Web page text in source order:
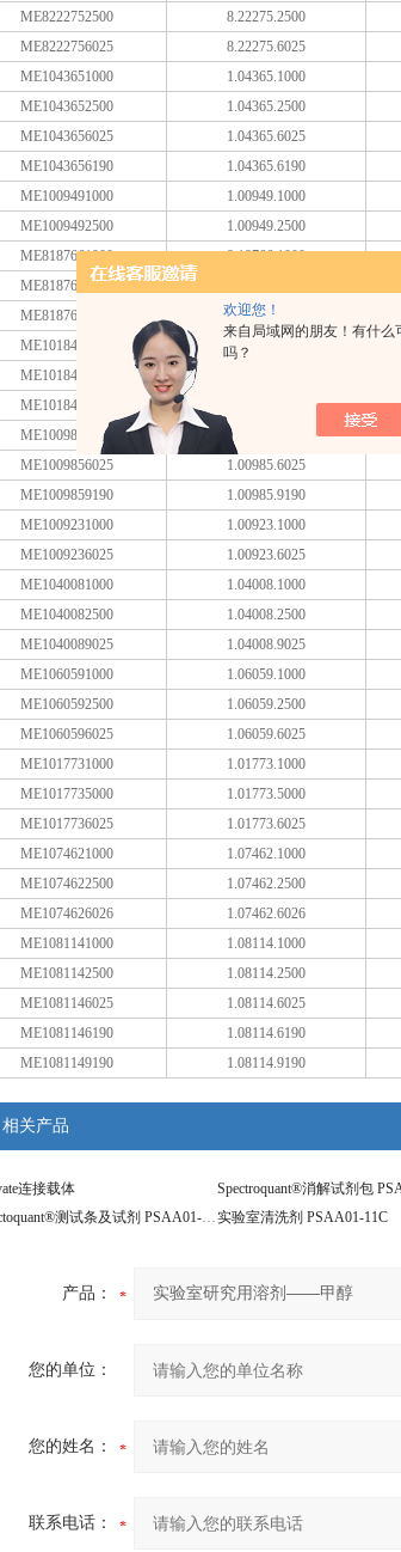
欢迎您！
来自局域网的朋友！有什么
吗？
ME8222752500
8.22275.2500
ME8222756025
8.22275.6025
ME1043651000
1.04365.1000
ME1043652500
1.04365.2500
ME1043656025
1.04365.6025
ME1043656190
1.04365.6190
ME1009491000
1.00949.1000
ME1009492500
1.00949.2500
ME8187661000
8.18766.1000
ME8187662500
ME8187669025
8.18766.9025
ME1018432500
1.01843.2500
ME1018436025
ME1018436190
ME1009852500
1.00985.2500
ME1009856025
1.00985.6025
ME1009859190
1.00985.9190
ME1009231000
1.00923.1000
ME1009236025
1.00923.6025
ME1040081000
1.04008.1000
ME1040082500
1.04008.2500
ME1040089025
1.04008.9025
ME1060591000
1.06059.1000
ME1060592500
1.06059.2500
ME1060596025
1.06059.6025
ME1017731000
1.01773.1000
ME1017735000
1.01773.5000
ME1017736025
1.01773.6025
ME1074621000
1.07462.1000
ME1074622500
1.07462.2500
ME1074626026
1.07462.6026
ME1081141000
1.08114.1000
ME1081142500
1.08114.2500
ME1081146025
1.08114.6025
ME1081146190
1.08114.6190
ME1081149190
1.08114.9190
相关产品
连接载体 Spectroquant®消解试剂包
Reflectoquant®测试条及试剂 PSAA01-427A实验室清洗剂 PSAA01-11C
产品：
您的单位：
您的姓名：
联系电话：